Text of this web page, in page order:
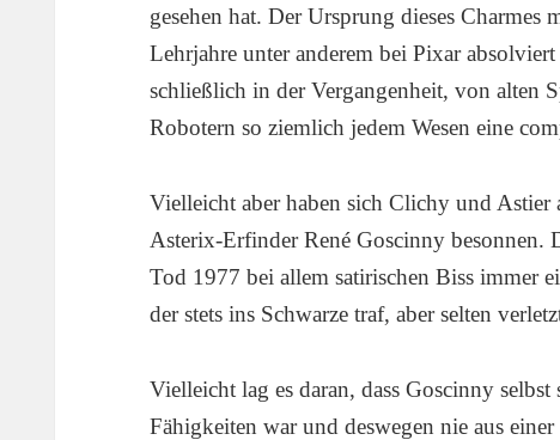
gesehen hat. Der Ursprung dieses Charmes
Lehrjahre unter anderem bei Pixar
schließlich in der Vergangenheit, von alten
Robotern so ziemlich jedem Wesen eine
Vielleicht aber haben sich Clichy und Astier
Asterix-Erfinder René Goscinny besonnen.
Tod 1977 bei allem satirischen Biss immer
der stets ins Schwarze traf, aber selten
Vielleicht lag es daran, dass Goscinny
Fähigkeiten war und deswegen nie aus